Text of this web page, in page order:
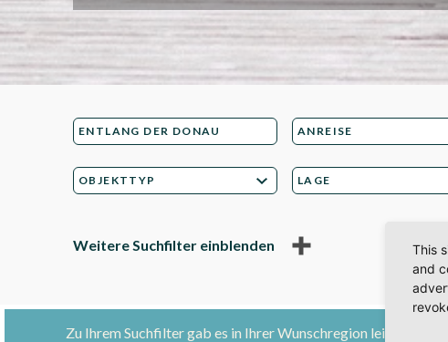
Weitere Suchfilter einblenden
Zu Ihrem Suchfilter gab es in Ihrer Wunschregion leider keine
This
and